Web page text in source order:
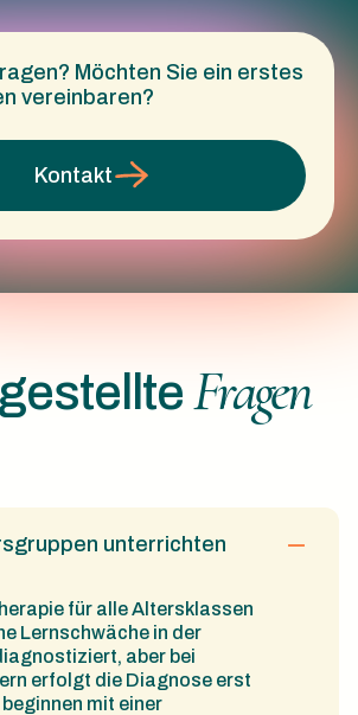
Möchten Sie ein erstes
vereinbaren?
Kontakt
Fragen
unterrichten
für alle Altersklassen
Lernschwäche in der
aber bei
erfolgt die Diagnose erst
mit einer